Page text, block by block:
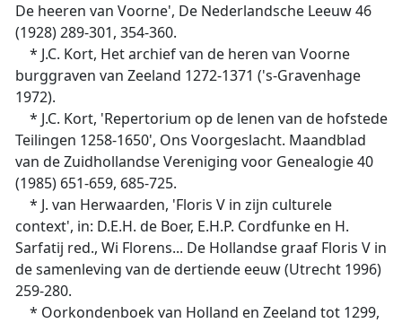
De heeren van Voorne', De Nederlandsche Leeuw 46
(1928) 289-301, 354-360.
* J.C. Kort, Het archief van de heren van Voorne
burggraven van Zeeland 1272-1371 ('s-Gravenhage
1972).
* J.C. Kort, 'Repertorium op de lenen van de hofstede
Teilingen 1258-1650', Ons Voorgeslacht. Maandblad
van de Zuidhollandse Vereniging voor Genealogie 40
(1985) 651-659, 685-725.
* J. van Herwaarden, 'Floris V in zijn culturele
context', in: D.E.H. de Boer, E.H.P. Cordfunke en H.
Sarfatij red., Wi Florens... De Hollandse graaf Floris V in
de samenleving van de dertiende eeuw (Utrecht 1996)
259-280.
* Oorkondenboek van Holland en Zeeland tot 1299,